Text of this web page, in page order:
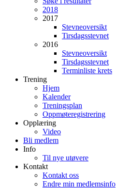
2018
2017
Stevneoversikt
Tirsdagsstevnet
2016
Stevneoversikt
Tirsdagsstevnet
Terminliste krets
Trening
Hjem
Kalender
Treningsplan
Oppmøteregistrering
Opplæring
Video
Bli medlem
Info
Til nye utøvere
Kontakt
Kontakt oss
Endre min medlemsinfo